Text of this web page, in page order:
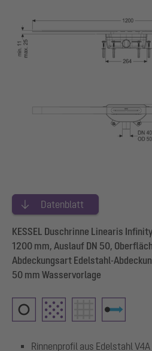
Datenblatt
KESSEL Duschrinne Linearis
1200 mm, Auslauf DN 50,
Abdeckungsart Edelstahl-
50 mm Wasservorlage
Rinnenprofil aus Edelstahl V4A